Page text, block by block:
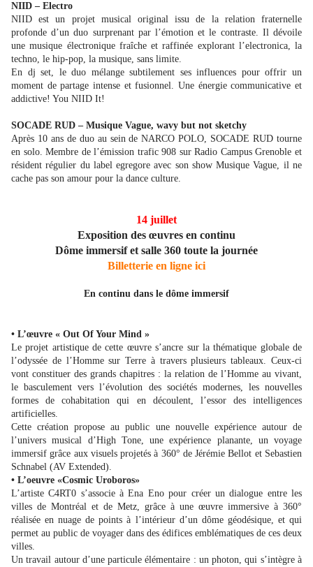
NIID – Electro
NIID est un projet musical original issu de la relation fraternelle
profonde d’un duo surprenant par l’émotion et le contraste. Il dévoile
une musique électronique fraîche et raffinée explorant l’electronica, la
techno, le hip-pop, la musique, sans limite.
En dj set, le duo mélange subtilement ses influences pour offrir un
moment de partage intense et fusionnel. Une énergie communicative et
addictive! You NIID It!
SOCADE RUD – Musique Vague, wavy but not sketchy
Après 10 ans de duo au sein de NARCO POLO, SOCADE RUD tourne
en solo. Membre de l’émission trafic 908 sur Radio Campus Grenoble et
résident régulier du label egregore avec son show Musique Vague, il ne
cache pas son amour pour la dance culture.
14 juillet
Exposition des œuvres en continu
Dôme immersif et salle 360 toute la journée
Billetterie en ligne ici
En continu dans le dôme immersif
• L’œuvre « Out Of Your Mind »
Le projet artistique de cette œuvre s’ancre sur la thématique globale de
l’odyssée de l’Homme sur Terre à travers plusieurs tableaux. Ceux-ci
vont constituer des grands chapitres : la relation de l’Homme au vivant,
le basculement vers l’évolution des sociétés modernes, les nouvelles
formes de cohabitation qui en découlent, l’essor des intelligences
artificielles.
Cette création propose au public une nouvelle expérience autour de
l’univers musical d’High Tone, une expérience planante, un voyage
immersif grâce aux visuels projetés à 360° de Jérémie Bellot et Sebastien
Schnabel (AV Extended).
• L’oeuvre «Cosmic Uroboros»
L’artiste C4RT0 s’associe à Ena Eno pour créer un dialogue entre les
villes de Montréal et de Metz, grâce à une œuvre immersive à 360°
réalisée en nuage de points à l’intérieur d’un dôme géodésique, et qui
permet au public de voyager dans des édifices emblématiques de ces deux
villes.
Un travail autour d’une particule élémentaire : un photon, qui s’intègre à